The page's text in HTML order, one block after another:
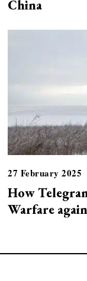
China
27 February 2025
How
Warfare